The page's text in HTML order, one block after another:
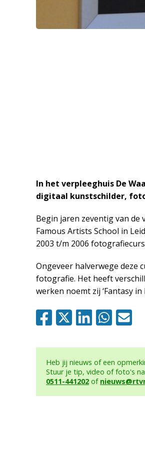
In het verpleeghuis De
digitaal kunstschilder,
Begin jaren zeventig van
Famous Artists School in
2003 t/m 2006
Ongeveer halverwege deze
fotografie. Het heeft
werken noemt zij ‘Fantasy in
Heb jij nieuws of een
Stuur je tip, video of foto's
0511-441202 of